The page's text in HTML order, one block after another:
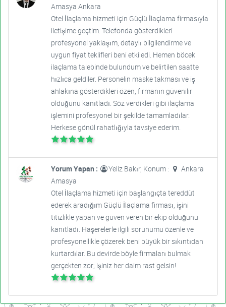
Amasya Ankara
Otel İlaçlama hizmeti için Güçlü İlaçlama firmasıyla
iletişime geçtim. Telefonda gösterdikleri
profesyonel yaklaşım, detaylı bilgilendirme ve
uygun fiyat teklifleri beni etkiledi. Hemen böcek
ilaçlama talebinde bulundum ve belirtilen saatte
hızlıca geldiler. Personelin maske takması ve iş
ahlakına gösterdikleri özen, firmanın güvenilir
olduğunu kanıtladı. Söz verdikleri gibi ilaçlama
işlemini profesyonel bir şekilde tamamladılar.
Herkese gönül rahatlığıyla tavsiye ederim.
Yorum Yapan : Yeliz Bakır, Konum :
Ankara
Amasya
Otel İlaçlama hizmeti için başlangıçta tereddüt
ederek aradığım Güçlü İlaçlama firması, işini
titizlikle yapan ve güven veren bir ekip olduğunu
kanıtladı. Haşerelerle ilgili sorunumu özenle ve
profesyonellikle çözerek beni büyük bir sıkıntıdan
kurtardılar. Bu devirde böyle firmaları bulmak
gerçekten zor; işiniz her daim rast gelsin!